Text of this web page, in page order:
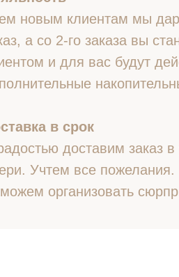
новым клиентам мы
а со 2-го заказа вы
и для вас будут
в срок
доставим заказ
Учтем все пожелания.
организовать